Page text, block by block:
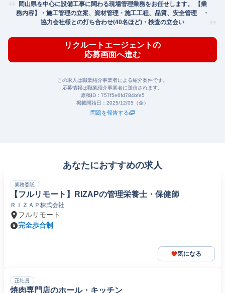
岡山県を中心に設備工事に関わる現場管理業務をお任せします。 【業
務内容】・施工管理の立案、資材管理・施工工程、品質、安全管理 ・
協力会社様との打ち合わせ(40名ほど)・検査の立会い
リクルートエージェントの
応募画面へ進む
この求人は職業紹介事業者による紹介案件です。
応募情報は職業紹介事業者に送信されます。
原稿ID： 757f5e6fd784bfe5
掲載開始日： 2025/12/05（金）
問題を報告する
あなたにおすすめの求人
業務委託
【フルリモート】RIZAPの管理栄養士・保健師
ＲＩＺＡＰ株式会社
フルリモート
完全歩合制
気になる
正社員
焼肉専門店のホール・キッチン